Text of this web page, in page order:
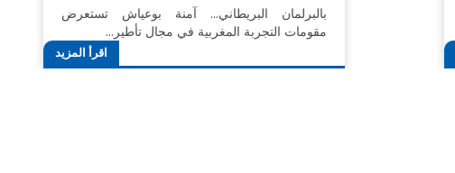
بالبرلمان البريطاني… آمنة بوعياش تستعرض
مقومات التجربة المغربية في مجال تأطير…
اقرأ المزيد